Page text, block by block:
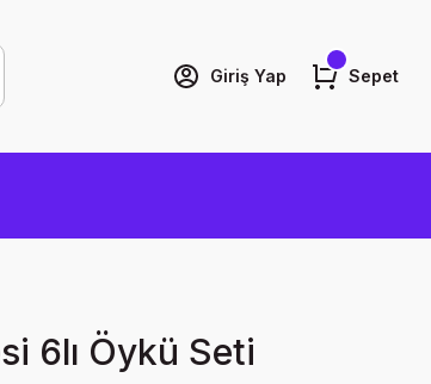
Giriş Yap Sepet
6lı Öykü Seti